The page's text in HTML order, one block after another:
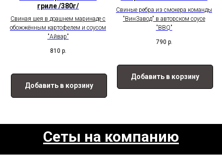
гриле /380г/
Свиная шея в доашнем маринаде с
обожжённым картофелем и соусом
"Айвар"
810 р.
Добавить в корзину
Свиные ребра из смокера команды
"ВинЗавод" в авторском соусе
"BBQ"
790 р.
Добавить в корзину
Сеты на компанию